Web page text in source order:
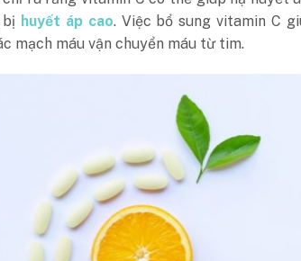
huyết áp cao. Việc bổ sung vitamin C
mạch máu vận chuyển máu từ tim.